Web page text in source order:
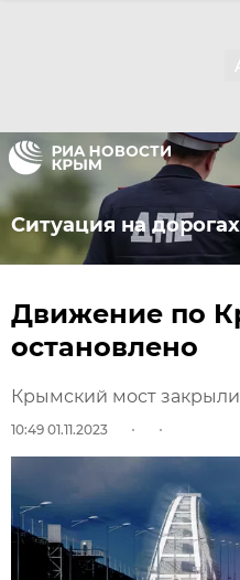
Ситуация на
Движение по
остановлено
Крымский мост
10:49 01.11.2023